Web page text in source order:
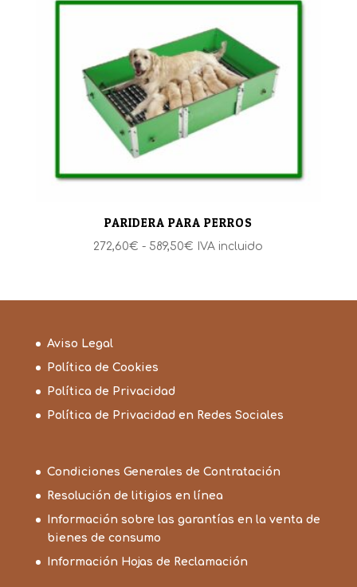
PARIDERA PARA PERROS
272,60€ - 589,50€ Rango
desde
IVA incluido
Aviso Legal
Política de Cookies
Política de Privacidad
Política de Privacidad en Redes Sociales
Condiciones Generales de Contratación
Resolución de litigios en línea
Información sobre las garantías en la venta de
bienes de consumo
Información Hojas de Reclamación